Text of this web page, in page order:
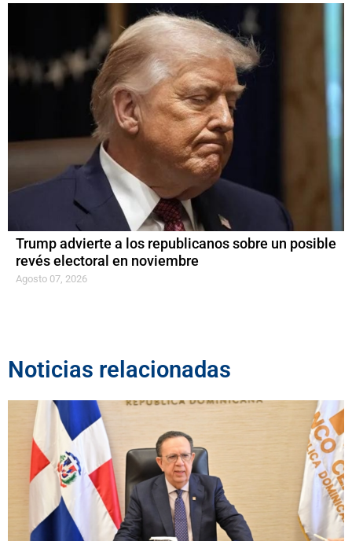
Trump advierte a los republicanos sobre un posible
revés electoral en noviembre
Agosto 07, 2026
Noticias relacionadas